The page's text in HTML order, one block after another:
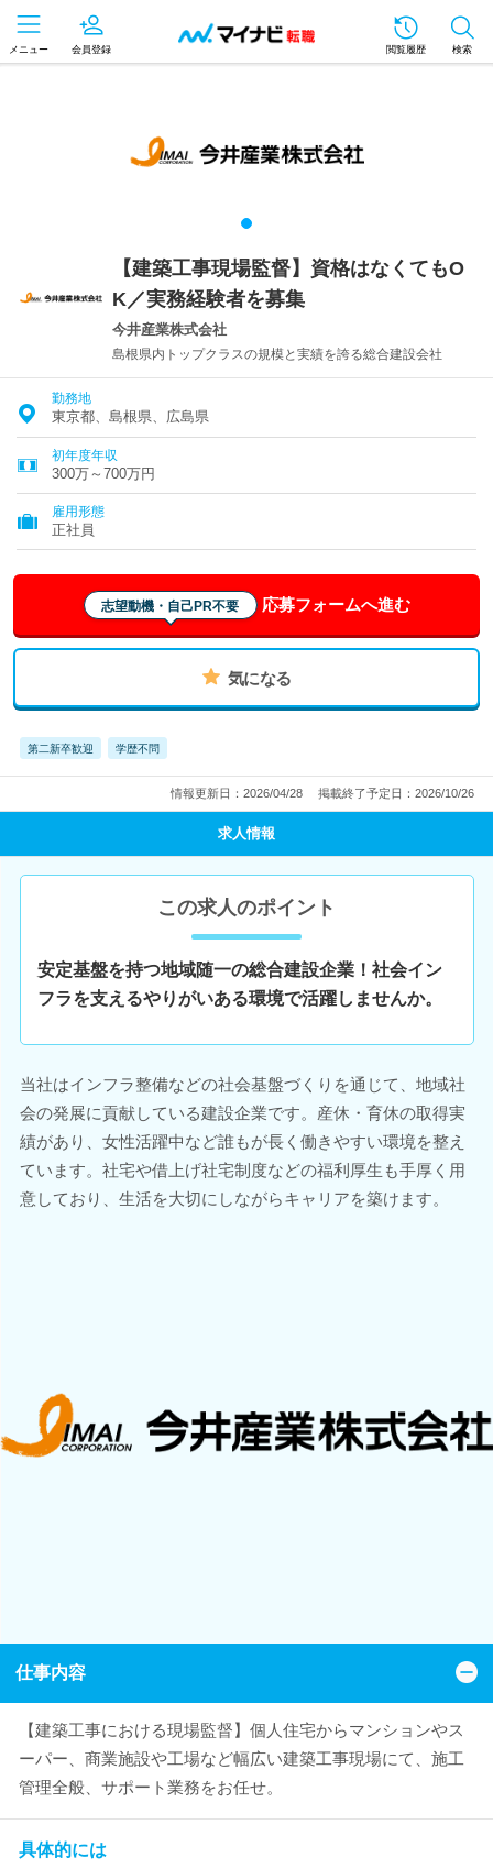
メニュー 会員登録 閲覧履歴 検索
【建築工事現場監督】資格はなくてもO
K／実務経験者を募集
今井産業株式会社
島根県内トップクラスの規模と実績を誇る総合建設会社
勤務地
東京都、島根県、広島県
初年度年収
300万～700万円
雇用形態
正社員
志望動機・自己PR不要 応募フォームへ進む
気になる
第二新卒歓迎 学歴不問
情報更新日：2026/04/28 掲載終了予定日：2026/10/26
求人情報
この求人のポイント
安定基盤を持つ地域随一の総合建設企業！社会イン
フラを支えるやりがいある環境で活躍しませんか。
当社はインフラ整備などの社会基盤づくりを通じて、地域社
会の発展に貢献している建設企業です。産休・育休の取得実
績があり、女性活躍中など誰もが長く働きやすい環境を整え
ています。社宅や借上げ社宅制度などの福利厚生も手厚く用
意しており、生活を大切にしながらキャリアを築けます。
仕事内容
【建築工事における現場監督】個人住宅からマンションやス
ーパー、商業施設や工場など幅広い建築工事現場にて、施工
管理全般、サポート業務をお任せ。
具体的には